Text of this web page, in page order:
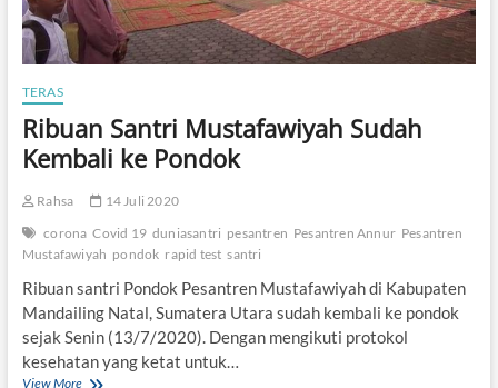
T
r
e
n
K
e
m
a
l
i
e
TERAS
Ribuan Santri Mustafawiyah Sudah
Kembali ke Pondok
Rahsa
14 Juli 2020
corona Covid 19 duniasantri pesantren Pesantren Annur Pesantren
Mustafawiyah pondok rapid test santri
Ribuan santri Pondok Pesantren Mustafawiyah di Kabupaten
Mandailing Natal, Sumatera Utara sudah kembali ke pondok
sejak Senin (13/7/2020). Dengan mengikuti protokol
kesehatan yang ketat untuk…
View MoreR